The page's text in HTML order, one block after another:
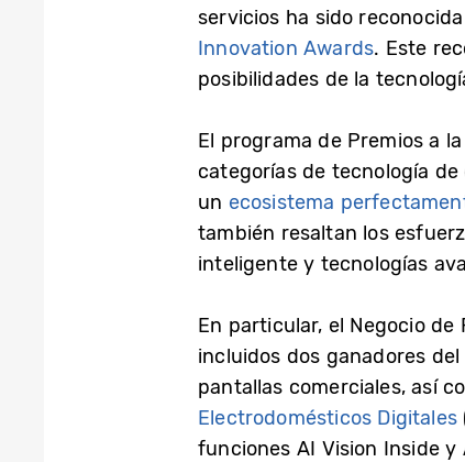
servicios ha sido
Innovation Awards. Este
posibilidades de la
El programa de Premios a
categorías de tecnología
un ecosistema
también resaltan los
inteligente y tecnologías
En particular, el Negocio
incluidos dos ganadores
pantallas comerciales, así
Electrodomésticos Digitales
funciones AI Vision Inside